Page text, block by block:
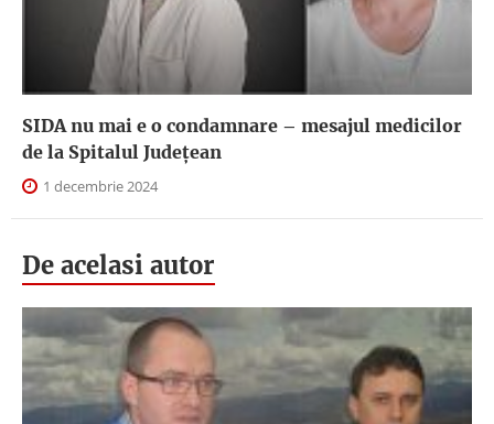
SIDA nu mai e o condamnare – mesajul medicilor
de la Spitalul Județean
1 decembrie 2024
De acelasi autor